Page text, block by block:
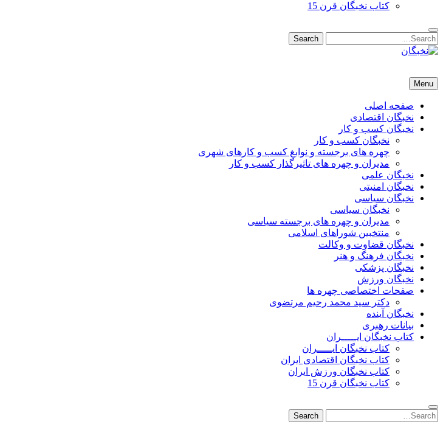
کتاب نخبگان قرن 15
Search
for:
Search
نخبگان تایمز/ کتاب نخبگان + پورتال رسمی کتاب نخبگان ایران – کتاب نخبگان اقتصادی ایران – کتاب نخبگان قرن 15 – کتاب نخبگان ورزش ایران – کتاب نخبگان کسب و کار ایران – کتاب نخبگان ایران
Menu
صفحه اصلی
نخبگان اقتصادی
نخبگان کسب و کار
نخبگان کسب و کار
چهره های برجسته و نوابغ کسب و کارهای شهری
مدیران و چهره های تاثیرگذار کسب و کار
نخبگان علمی
نخبگان امنیتی
نخبگان سیاسی
نخبگان سیاسی
مدیران و چهره های برجسته سیاسی
منتخبین شوراهای اسلامی
نخبگان قضاوت و وکالت
نخبگان فرهنگ و هنر
نخبگان پزشکی
نخبگان ورزش
صفحات اختصاصی چهره ها
دکتر سید محمد رحیم مرتضوی
نخبگان آینده
بیانات رهبری
کتاب نخبگان ایـــــران
کتاب نخبگان ایـــــران
کتاب نخبگان اقتصادی ایران
کتاب نخبگان ورزش ایران
کتاب نخبگان قرن 15
Search
for:
Search